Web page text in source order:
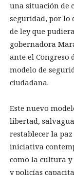
una situación de
seguridad, por lo
de ley que
gobernadora
ante el Congreso
modelo de
ciudadana.
Este nuevo
libertad,
restablecer la
iniciativa
como la cultura
y policías